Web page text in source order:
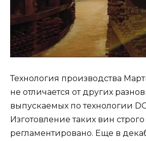
Технология производства
не отличается от других
выпускаемых по технологии
Изготовление таких вин строго
регламентировано. Еще в